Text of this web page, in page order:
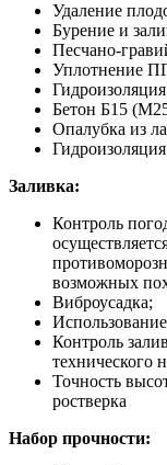
Удаление
Бурение и
Песчано-
Уплотнение
Бетон Б15
Опалубка из
Заливка:
Контроль
возможных
Виброусадка;
Контроль
технического
Точность
ростверка
Набор прочности: